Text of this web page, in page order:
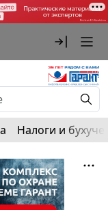
Налоги и